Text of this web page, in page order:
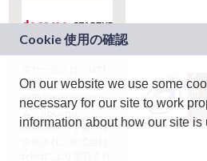
ドコモグループの新
規事業創出プログラ
ム「docomo
STARTUP」を通じて
On our website we use some
necessary for our site to work
information about how our site is